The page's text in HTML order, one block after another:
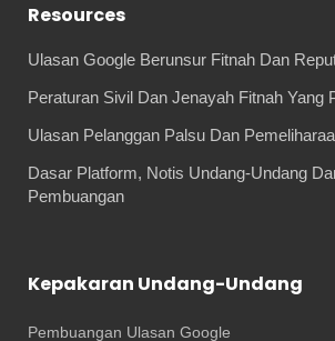
Resources
Ulasan Google Berunsur Fitnah Dan
Peraturan Sivil Dan Jenayah Fitnah Yang
Ulasan Pelanggan Palsu Dan
Dasar Platform, Notis Undang-Undang
Pembuangan
Kepakaran Undang-Undang
Pembuangan Ulasan Google